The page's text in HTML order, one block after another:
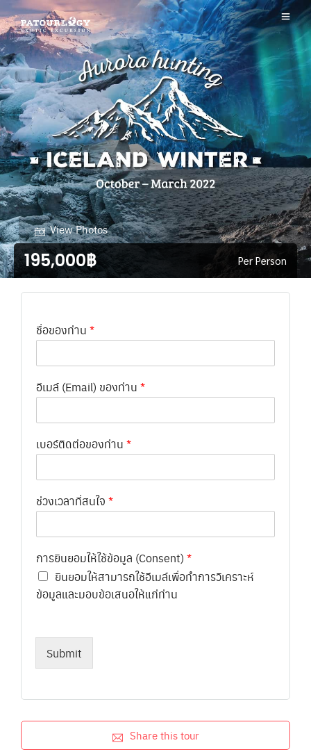
View Photos
195,000฿ Per Person
ชื่อของท่าน *
อีเมล์ (Email) ของท่าน *
เบอร์ติดต่อของท่าน *
ช่วงเวลาที่สนใจ *
การยินยอมให้ใช้ข้อมูล (Consent) *
ยินยอมให้สามารถใช้อีเมล์เพื่อทำการวิเคราะห์
ข้อมูลและมอบข้อเสนอให้แก่ท่าน
Submit
Share this tour